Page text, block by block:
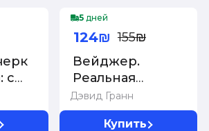
с
-20%
5 дней
Дэвид Гранн
Вейджер.
Реальная
история о
кораблекрушении
мятеже и
124₪ 155₪
Купить